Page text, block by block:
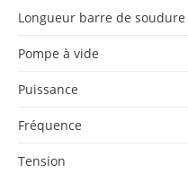
Longueur barre de soudure
Pompe à vide
Puissance
Fréquence
Tension